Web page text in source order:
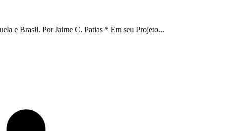
e Brasil. Por Jaime C. Patias * Em seu Projeto...